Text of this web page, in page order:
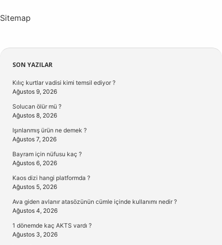
Sitemap
Sidebar
SON YAZILAR
Kılıç kurtlar vadisi kimi temsil ediyor ?
Ağustos 9, 2026
Solucan ölür mü ?
Ağustos 8, 2026
Işınlanmış ürün ne demek ?
Ağustos 7, 2026
Bayram için nüfusu kaç ?
Ağustos 6, 2026
Kaos dizi hangi platformda ?
Ağustos 5, 2026
Ava giden avlanır atasözünün cümle içinde kullanımı nedir ?
Ağustos 4, 2026
1 dönemde kaç AKTS vardı ?
Ağustos 3, 2026